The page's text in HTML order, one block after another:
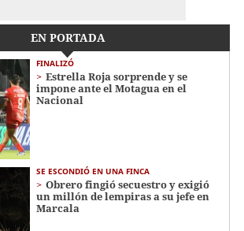
EN PORTADA
FINALIZÓ
Estrella Roja sorprende y se
impone ante el Motagua en el
Nacional
SE ESCONDIÓ EN UNA FINCA
Obrero fingió secuestro y exigió
un millón de lempiras a su jefe en
Marcala